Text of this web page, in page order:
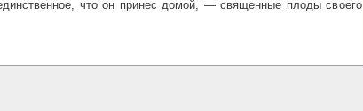
что он принес домой, — священные плоды своего